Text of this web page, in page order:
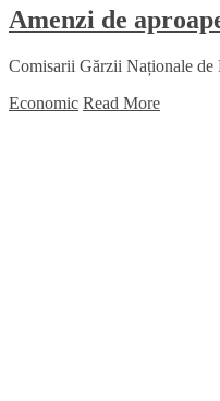
Amenzi de
Comisarii Gărzii Naționale de
Economic Read More